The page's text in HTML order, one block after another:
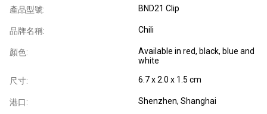
產品型號: BND21 Clip
品牌名稱: Chili
顏色:
Available in red, black, blue and
white
尺寸: 6.7 x 2.0 x 1.5 cm
港口: Shenzhen, Shanghai